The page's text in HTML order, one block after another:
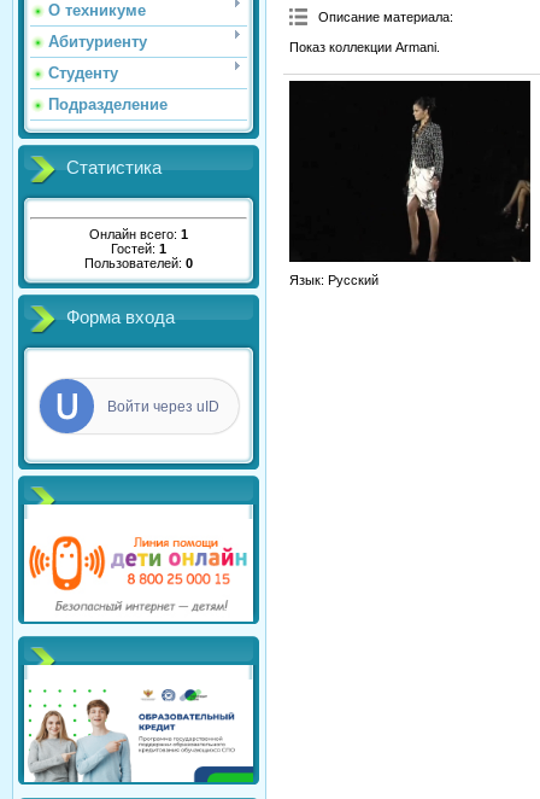
О техникуме
Абитуриенту
Студенту
Подразделение
Статистика
Онлайн всего: 1
Гостей: 1
Пользователей: 0
Форма входа
Войти через uID
Описание материала:
Показ коллекции Armani.
Язык: Русский